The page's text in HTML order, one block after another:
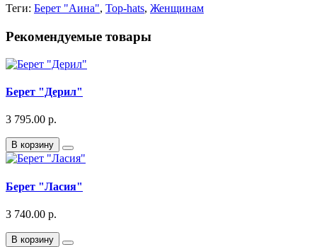
Теги: Берет "Аина", Top-hats, Женщинам
Рекомендуемые товары
Берет "Дерил"
3 795.00 р.
В корзину
Берет "Ласия"
3 740.00 р.
В корзину